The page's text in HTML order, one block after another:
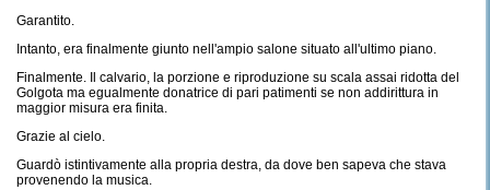
Garantito.
Intanto, era finalmente giunto nell'ampio salone situato all'ultimo piano.
Finalmente. Il calvario, la porzione e riproduzione su scala assai ridotta del
Golgota ma egualmente donatrice di pari patimenti se non addirittura in
maggior misura era finita.
Grazie al cielo.
Guardò istintivamente alla propria destra, da dove ben sapeva che stava
provenendo la musica.